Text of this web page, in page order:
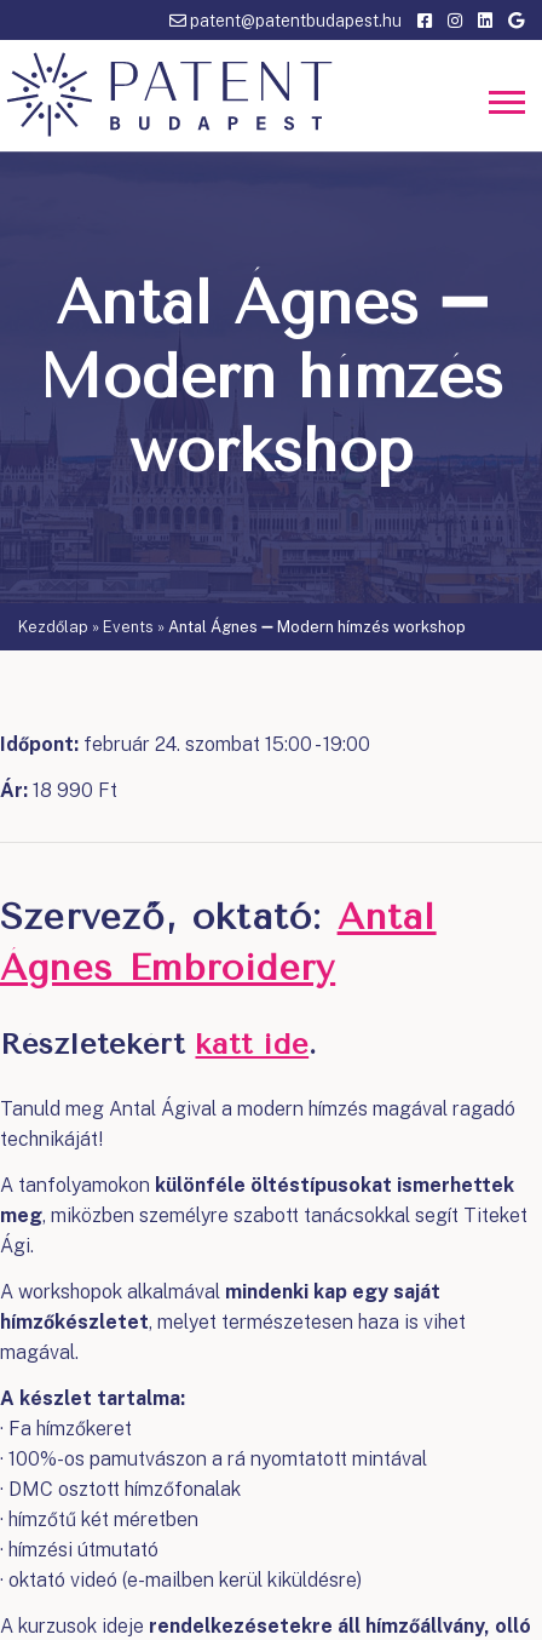
patent@patentbudapest.hu
Antal Ágnes ➖
Modern hímzés
workshop
Kezdőlap » Events » Antal Ágnes ➖ Modern hímzés workshop
Időpont: február 24. szombat 15:00 - 19:00
Ár: 18 990 Ft
Szervező, oktató: Antal
Ágnes Embroidery
Részletekért katt ide.
Tanuld meg Antal Ágival a modern hímzés magával ragadó
technikáját!
A tanfolyamokon különféle öltéstípusokat ismerhettek
meg, miközben személyre szabott tanácsokkal segít Titeket
Ági.
A workshopok alkalmával mindenki kap egy saját
hímzőkészletet, melyet természetesen haza is vihet
magával.
A készlet tartalma:
· Fa hímzőkeret
· 100%-os pamutvászon a rá nyomtatott mintával
· DMC osztott hímzőfonalak
· hímzőtű két méretben
· hímzési útmutató
· oktató videó (e-mailben kerül kiküldésre)
A kurzusok ideje rendelkezésetekre áll hímzőállvány, olló